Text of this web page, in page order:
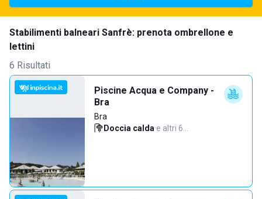
Stabilimenti balneari Sanfrè: prenota ombrellone e
lettini
6 Risultati
Piscine Acqua e Company -
Bra
Bra
Doccia calda·e altri 6…